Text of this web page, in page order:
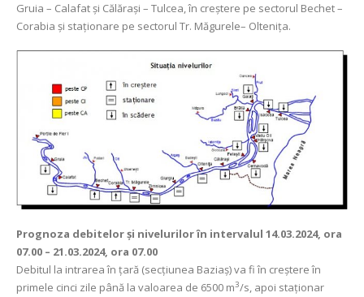
Gruia – Calafat și Călărași – Tulcea, în creștere pe sectorul Bechet –
Corabia și staționare pe sectorul Tr. Măgurele– Oltenița.
Prognoza debitelor şi nivelurilorîn intervalul 14.03.2024, ora
07.00 – 21.03.2024, ora 07.00
Debitul la intrarea în ţară (secţiunea Baziaş) va fi în creștere în
primele cinci zile până la valoarea de 6500 m3/s, apoi staționar